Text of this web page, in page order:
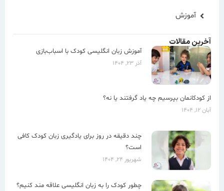
آموزش
آخرین مقالات
آموزش زبان انگلیسی کودک با اسباب‌بازی
آذر ۲۳, ۱۴۰۴
از کودکانمان بپرسیم چه یاد گرفتند یا نه؟
آبان ۱۲, ۱۴۰۴
چند دقیقه در روز برای یادگیری زبان کودک کافی
است؟
شهریور ۲۴, ۱۴۰۴
چطور کودک را به زبان انگلیسی علاقه مند کنیم؟